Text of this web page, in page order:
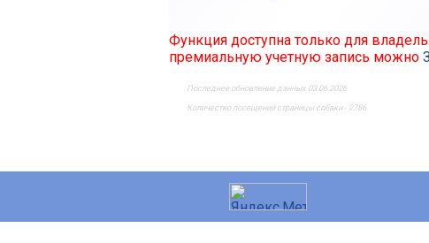
Функция доступна только для
премиальную учетную запись можно
Последнее обновление данных 03.06.2026
Количество посещений страницы собаки - 2786